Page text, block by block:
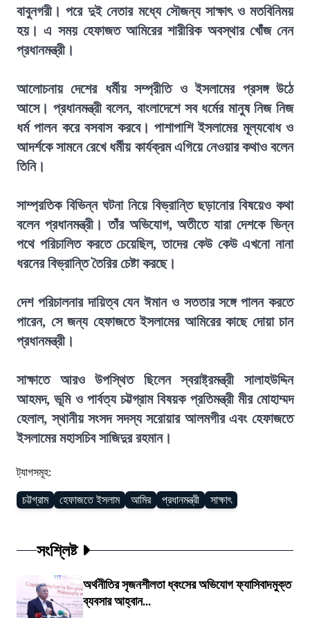
বাবুনগরী। পরে দুই নেতার মধ্যে সৌজন্য সাক্ষাৎ ও মতবিনিময়
হয়। এ সময় হেফাজত আমিরের শারীরিক অবস্থার খোঁজ নেন
প্রধানমন্ত্রী।
আলোচনায় দেশের ধর্মীয় সম্প্রীতি ও ইসলামের প্রসঙ্গ উঠে
আসে। প্রধানমন্ত্রী বলেন, বাংলাদেশে সব ধর্মের মানুষ নিজ নিজ
ধর্ম পালন করে বসবাস করবে। পাশাপাশি ইসলামের মূল্যবোধ ও
আদর্শকে সামনে রেখে ধর্মীয় কার্যক্রম এগিয়ে নেওয়ার কথাও বলেন
তিনি।
সাম্প্রতিক বিভিন্ন ঘটনা নিয়ে বিভ্রান্তি ছড়ানোর বিষয়েও কথা
বলেন প্রধানমন্ত্রী। তাঁর অভিযোগ, অতীতে যারা দেশকে ভিন্ন
পথে পরিচালিত করতে চেয়েছিল, তাদের কেউ কেউ এখনো নানা
ধরনের বিভ্রান্তি তৈরির চেষ্টা করছে।
দেশ পরিচালনার দায়িত্ব যেন ঈমান ও সততার সঙ্গে পালন করতে
পারেন, সে জন্য হেফাজতে ইসলামের আমিরের কাছে দোয়া চান
প্রধানমন্ত্রী।
সাক্ষাতে আরও উপস্থিত ছিলেন স্বরাষ্ট্রমন্ত্রী সালাহউদ্দিন
আহমদ, ভূমি ও পার্বত্য চট্টগ্রাম বিষয়ক প্রতিমন্ত্রী মীর মোহাম্মদ
হেলাল, স্থানীয় সংসদ সদস্য সরোয়ার আলমগীর এবং হেফাজতে
ইসলামের মহাসচিব সাজিদুর রহমান।
ট্যাগসমূহ:
চট্টগ্রাম হেফাজতে ইসলাম আমির প্রধানমন্ত্রী সাক্ষাৎ
সংশ্লিষ্ট
অর্থনীতির সৃজনশীলতা ধ্বংসের অভিযোগ ফ্যাসিবাদমুক্ত
ব্যবসার আহ্বান...